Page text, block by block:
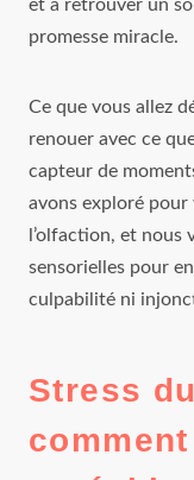
et à retrouver un
promesse miracle.
Ce que vous allez
renouer avec ce
capteur de
avons exploré pour
l’olfaction, et nous
sensorielles pour
culpabilité ni
Stress